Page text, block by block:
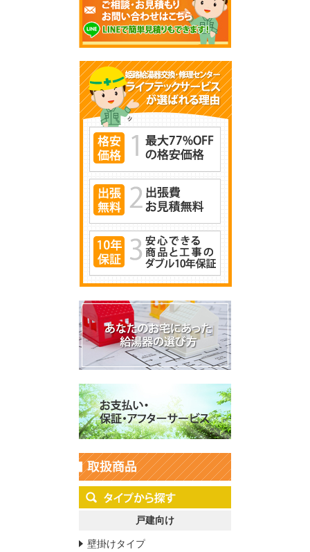
戸建向け
壁掛けタイプ